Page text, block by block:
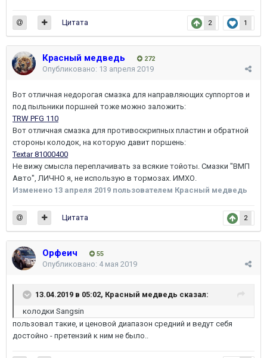
2 1
Цитата
Красный медведь 272
Опубликовано: 13 апреля 2019
Вот отличная недорогая смазка для направляющих суппортов и
под пыльники поршней тоже можно заложить:
TRW PFG 110
Вот отличная смазка для противоскрипных пластин и обратной
стороны колодок, на которую давит поршень:
Textar 81000400
Не вижу смысла переплачивать за всякие тойоты. Смазки "ВМП
Авто", ЛИЧНО я, не использую в тормозах. ИМХО.
Изменено 13 апреля 2019 пользователем Красный медведь
2
Цитата
Орфеич 55
Опубликовано: 4 мая 2019
13.04.2019 в 05:02, Красный медведь сказал:
колодки Sangsin
пользовал такие, и ценовой диапазон средний и ведут себя
достойно - претензий к ним не было..